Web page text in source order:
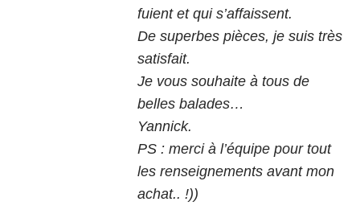
fuient et qui s’affaissent.
De superbes pièces, je suis très
satisfait.
Je vous souhaite à tous de
belles balades…
Yannick.
PS : merci à l’équipe pour tout
les renseignements avant mon
achat.. !))